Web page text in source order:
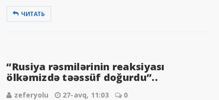
ЧИТАТЬ
“Rusiya rəsmilərinin reaksiyası
ölkəmizdə təəssüf doğurdu”..
zeferyolu 27-avq, 11:03 0